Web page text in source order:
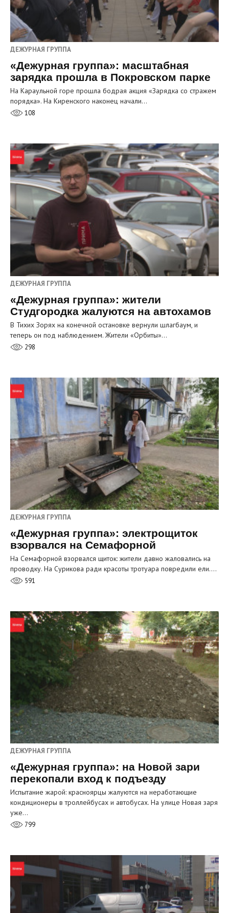
ДЕЖУРНАЯ ГРУППА
«Дежурная группа»: масштабная
зарядка прошла в Покровском парке
На Караульной горе прошла бодрая акция «Зарядка со стражем
порядка». На Киренского наконец начали…
108
ДЕЖУРНАЯ ГРУППА
«Дежурная группа»: жители
Студгородка жалуются на автохамов
В Тихих Зорях на конечной остановке вернули шлагбаум, и
теперь он под наблюдением. Жители «Орбиты»…
298
ДЕЖУРНАЯ ГРУППА
«Дежурная группа»: электрощиток
взорвался на Семафорной
На Семафорной взорвался щиток: жители давно жаловались на
проводку. На Сурикова ради красоты тротуара повредили ели.…
591
ДЕЖУРНАЯ ГРУППА
«Дежурная группа»: на Новой зари
перекопали вход к подъезду
Испытание жарой: красноярцы жалуются на неработающие
кондиционеры в троллейбусах и автобусах. На улице Новая заря
уже…
799